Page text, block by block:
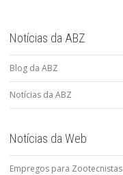
Notícias da ABZ
Blog da ABZ
Notícias da ABZ
Notícias da Web
Empregos para Zootecnistas